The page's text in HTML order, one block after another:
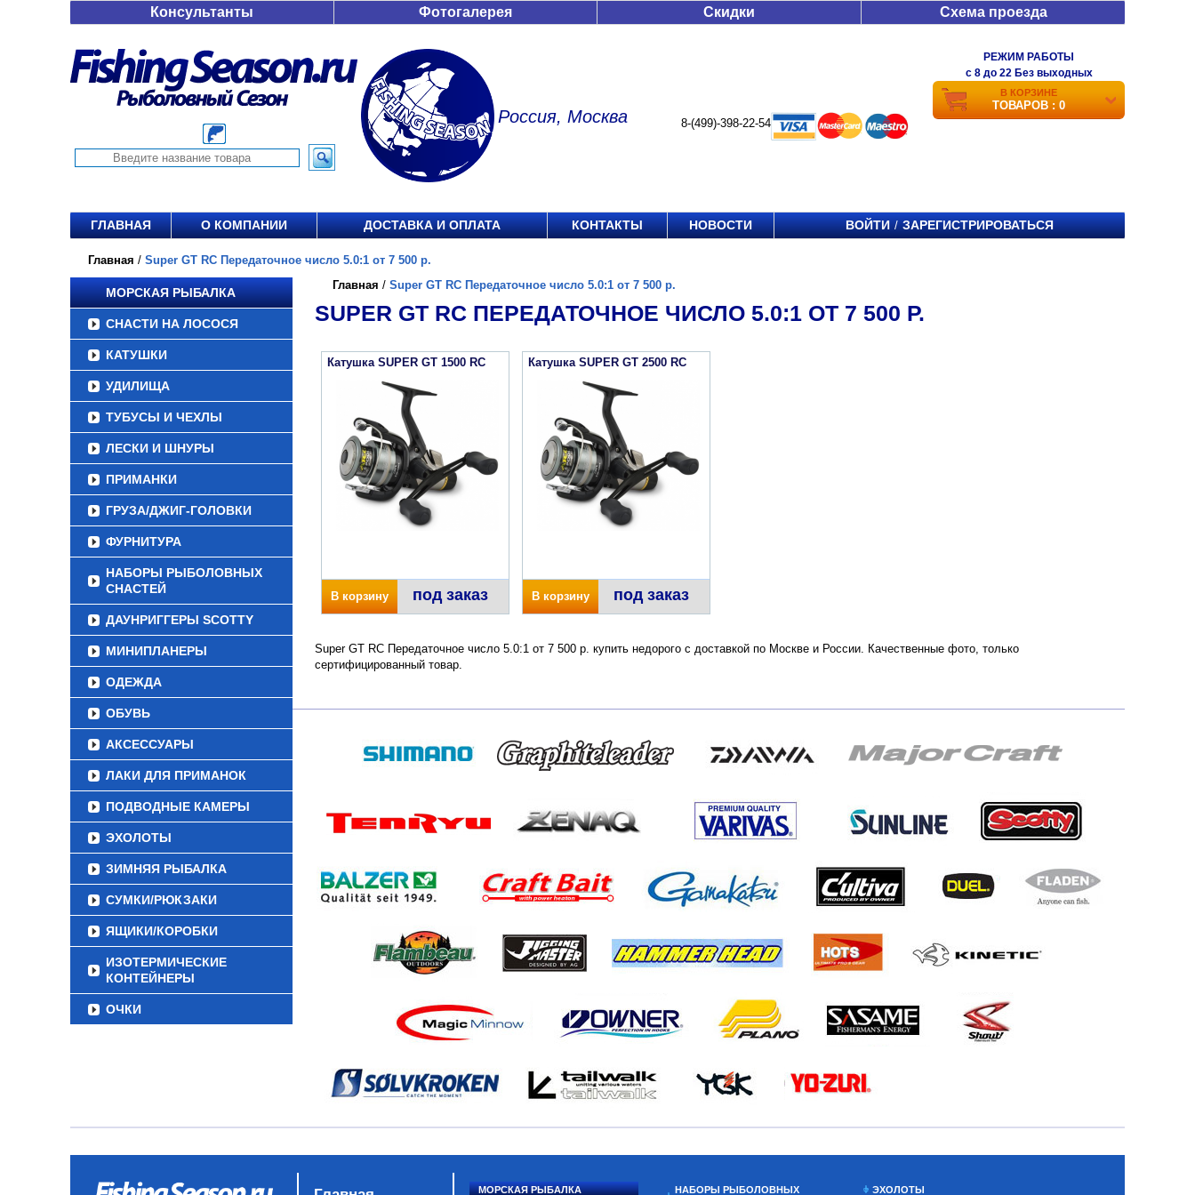
Консультанты Фотогалерея Скидки Схема проезда
Россия, Москва 8-(499)-398-22-54
РЕЖИМ РАБОТЫ
c 8 до 22 Без выходных
В КОРЗИНЕ
ТОВАРОВ : 0
ГЛАВНАЯ О КОМПАНИИ ДОСТАВКА И ОПЛАТА КОНТАКТЫ НОВОСТИ ВОЙТИ / ЗАРЕГИСТРИРОВАТЬСЯ
Главная / Super GT RC Передаточное число 5.0:1 от 7 500 р.
МОРСКАЯ РЫБАЛКА
СНАСТИ НА ЛОСОСЯ
КАТУШКИ
УДИЛИЩА
ТУБУСЫ И ЧЕХЛЫ
ЛЕСКИ И ШНУРЫ
ПРИМАНКИ
ГРУЗА/ДЖИГ-ГОЛОВКИ
ФУРНИТУРА
НАБОРЫ РЫБОЛОВНЫХ
СНАСТЕЙ
ДАУНРИГГЕРЫ SCOTTY
МИНИПЛАНЕРЫ
ОДЕЖДА
ОБУВЬ
АКСЕССУАРЫ
ЛАКИ ДЛЯ ПРИМАНОК
ПОДВОДНЫЕ КАМЕРЫ
ЭХОЛОТЫ
ЗИМНЯЯ РЫБАЛКА
СУМКИ/РЮКЗАКИ
ЯЩИКИ/КОРОБКИ
ИЗОТЕРМИЧЕСКИЕ
КОНТЕЙНЕРЫ
ОЧКИ
Главная / Super GT RC Передаточное число 5.0:1 от 7 500 р.
SUPER GT RC ПЕРЕДАТОЧНОЕ ЧИСЛО 5.0:1 ОТ 7 500 Р.
Катушка SUPER GT 1500 RC
В корзину под заказ
Катушка SUPER GT 2500 RC
В корзину под заказ
Super GT RC Передаточное число 5.0:1 от 7 500 р. купить недорого с доставкой по Москве и России. Качественные фото, только
сертифицированный товар.
МОРСКАЯ РЫБАЛКА НАБОРЫ РЫБОЛОВНЫХ ЭХОЛОТЫ